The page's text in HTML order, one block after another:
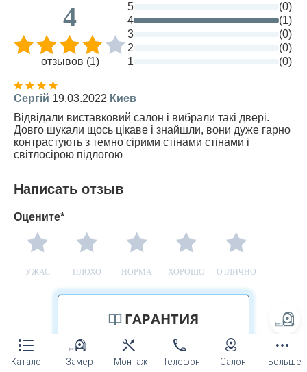
Каталог Замер Монтаж Телефон Салон Больше
4
отзывов (1)
5
(0)
4
(1)
3
(0)
2
(0)
1
(0)
Сергій 19.03.2022 Киев
Відвідали виставковий салон і вибрали такі двері.
Довго шукали щось цікаве і знайшли, вони дуже гарно
контрастують з темно сірими стінами стінами і
світлосірою підлогою
Написать отзыв
Оцените*
УЖАС ПЛОХО НОРМА ХОРОШО ОТЛИЧНО
ГАРАНТИЯ